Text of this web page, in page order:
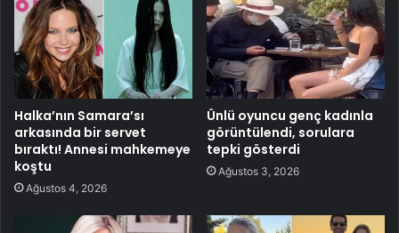
Halka’nın Samara’sı
arkasında bir servet
bıraktı! Annesi mahkemeye
koştu
Ağustos 4, 2026
Ünlü oyuncu genç kadınla
görüntülendi, sorulara
tepki gösterdi
Ağustos 3, 2026